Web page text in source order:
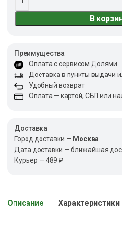
В
Преимущества
Оплата с сервисом Долями
Доставка в пункты выдачи
Удобный возврат
Оплата — картой, СБП или
Доставка
Город доставки — Москва
Дата доставки — ближайшая
Курьер — 489 ₽
Описание Характеристики